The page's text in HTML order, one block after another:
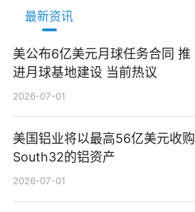
最新资讯
美公布6亿美元月球任务合同 推
进月球基地建设 当前热议
2026-07-01
美国铝业将以最高56亿美元收购
South32的铝资产
2026-07-01